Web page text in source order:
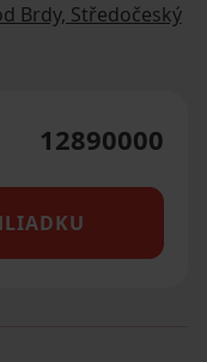
Brdy, Středočeský
12890000